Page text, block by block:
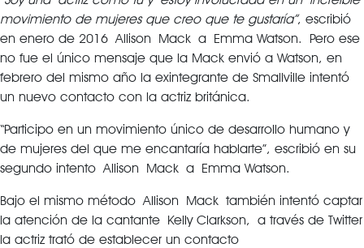
movimiento de mujeres que creo que te gustaría”, escribió
en enero de 2016 Allison Mack a Emma Watson. Pero ese
no fue el único mensaje que la Mack envió a Watson, en
febrero del mismo año la exintegrante de Smallville intentó
un nuevo contacto con la actriz británica.
“Participo en un movimiento único de desarrollo humano y
de mujeres del que me encantaría hablarte”, escribió en su
segundo intento Allison Mack a Emma Watson.
Bajo el mismo método Allison Mack también intentó captar
la atención de la cantante Kelly Clarkson, a través de Twitter
la actriz trató de establecer un contacto